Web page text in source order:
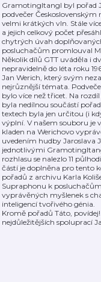
Gramotingltangl byl pořad
podvečer
velmi krátkých vln. Stále
a jejich celkový počet
chytrých úvah
posluchačům promlouval
Několik dílů GTT uváděla i
nepravidelně do léta roku
Jan Werich, který svým
nejrůznější témata.
bylo více než třicet. Na
byla nedílnou součástí
textech byla jen určitou (i
výplní. V našem souboru je
kladen na Werichovo
uvedením hudby Jaroslava
jednotlivými
rozhlasu se nalezlo 11
částí je doplněna pro tento
pořadů z archivu Karla
Supraphonu k
vyprávěných myšlenek s
inteligencí tvořivého génia.
Kromě pořadů Táto,
nejdůležitějších spoluprací